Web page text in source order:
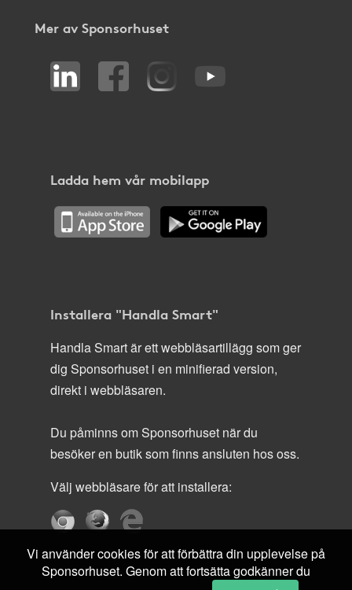
Mer av Sponsorhuset
Ladda hem vår mobilapp
Installera "Handla Smart"
Handla Smart är ett webbläsartillägg som ger
dig Sponsorhuset i en minifierad version,
direkt i webbläsaren.
Du påminns om Sponsorhuset när du
besöker en butik som finns ansluten hos oss.
Välj webbläsare för att installera:
Vi använder cookies för att förbättra din upplevelse på
Sponsorhuset. Genom att fortsätta godkänner du